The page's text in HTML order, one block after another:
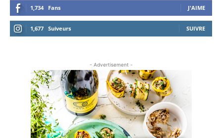
1,734 Fans J'AIME
1,677 Suiveurs SUIVRE
- Advertisement -